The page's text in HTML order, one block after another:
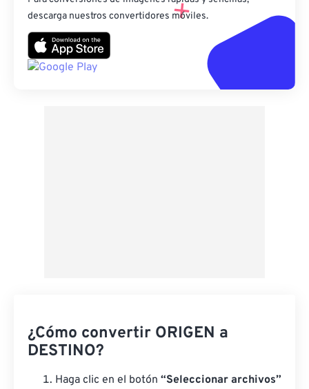
descarga nuestros convertidores móviles.
¿Cómo convertir ORIGEN a
DESTINO?
Haga clic en el botón “Seleccionar archivos”